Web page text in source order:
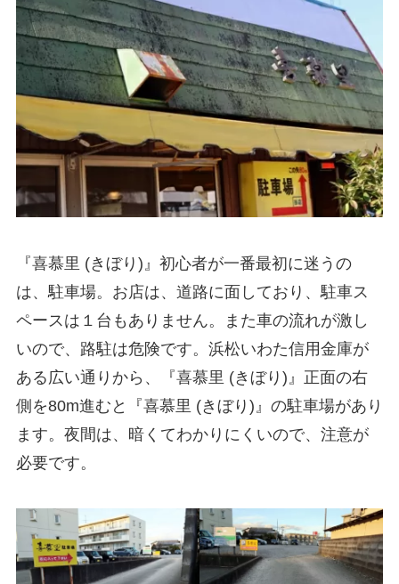
『喜慕里 (きぼり)』初心者が一番最初に迷うの
は、駐車場。お店は、道路に面しており、駐車ス
ペースは１台もありません。また車の流れが激し
いので、路駐は危険です。浜松いわた信用金庫が
ある広い通りから、『喜慕里 (きぼり)』正面の右
側を80m進むと『喜慕里 (きぼり)』の駐車場があり
ます。夜間は、暗くてわかりにくいので、注意が
必要です。